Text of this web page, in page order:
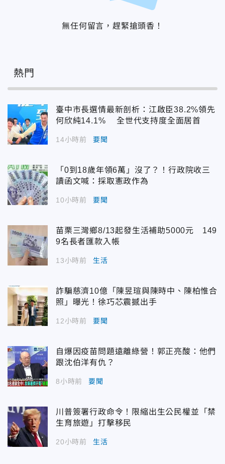
無任何留言，趕緊搶頭香！
熱門
臺中市長選情最新剖析：江啟臣38.2%領先
何欣純14.1% 全世代支持度全面居首
14小時前 要聞
「0到18歲年領6萬」沒了？！行政院收三
讀函文喊：採取憲政作為
10小時前 要聞
苗栗三灣鄉8/13起發生活補助5000元 149
9名長者匯款入帳
13小時前 生活
詐騙慈濟10億「陳昱瑄與陳時中、陳柏惟合
照」曝光！徐巧芯震撼出手
12小時前 要聞
自爆因疫苗問題遠離綠營！郭正亮酸：他們
跟沈伯洋有仇？
8小時前 要聞
川普簽署行政命令！限縮出生公民權並「禁
生育旅遊」打擊移民
20小時前 生活